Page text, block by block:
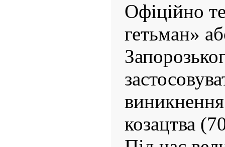
Офіційно
гетьман»
козацтва